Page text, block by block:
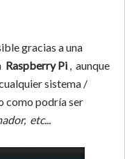
gracias a una
Raspberry Pi , aunque
sistema /
como podría ser
etc...